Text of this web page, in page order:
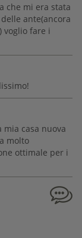
che mi era stata
ante(ancora
voglio fare i
mia casa nuova
molto
ottimale per i